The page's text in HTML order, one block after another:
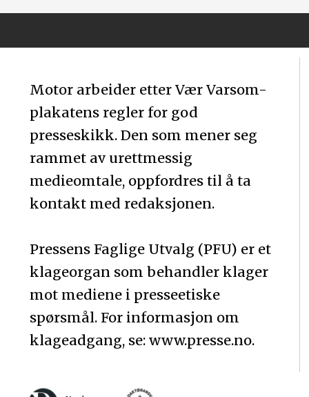
Motor arbeider etter Vær Varsom-
plakatens regler for god
presseskikk. Den som mener seg
rammet av urettmessig
medieomtale, oppfordres til å ta
kontakt med redaksjonen.
Pressens Faglige Utvalg (PFU) er et
klageorgan som behandler klager
mot mediene i presseetiske
spørsmål. For informasjon om
klageadgang, se: www.presse.no.